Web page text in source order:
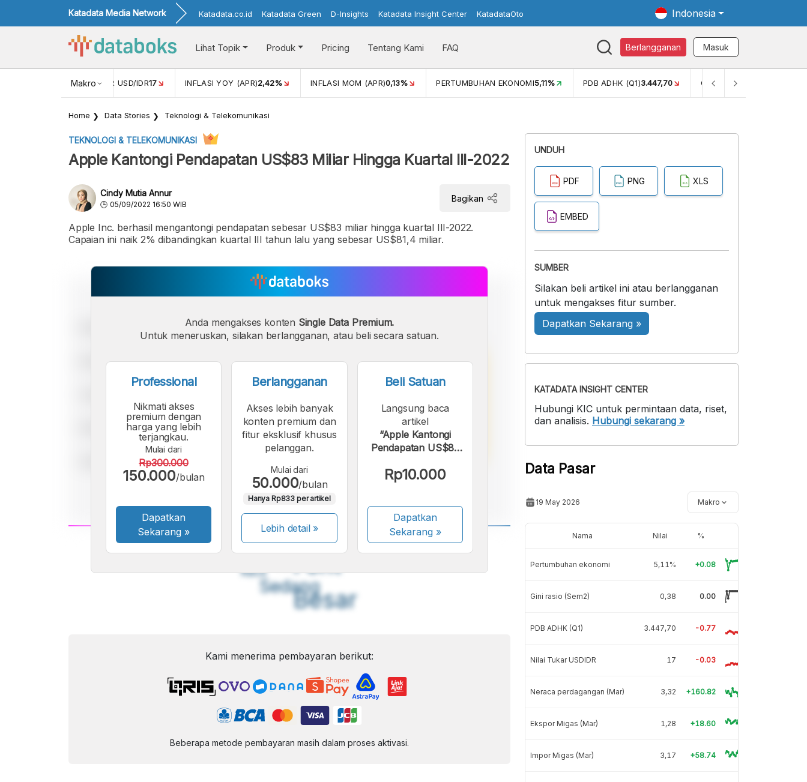
Katadata Media Network Katadata.co.id Katadata Green D-Insights Katadata Insight Center KatadataOto Indonesia
Lihat Topik Produk Pricing Tentang Kami FAQ Berlangganan Masuk
Makro
NILAI TUKAR USD/IDR17 INFLASI YOY (APR)2,42% INFLASI MOM (APR)0,13% PERTUMBUHAN EKONOMI5,11% PDB ADHK (Q1)3.447,70 GINI RASIO (SEM2)
Home Data Stories Teknologi & Telekomunikasi
TEKNOLOGI & TELEKOMUNIKASI
Apple Kantongi Pendapatan US$83 Miliar Hingga Kuartal III-2022
Cindy Mutia Annur
05/09/2022 16:50 WIB
Bagikan
Apple Inc. berhasil mengantongi pendapatan sebesar US$83 miliar hingga kuartal III-2022.
Capaian ini naik 2% dibandingkan kuartal III tahun lalu yang sebesar US$81,4 miliar.
A
Font
Kecil
A
Sedang
A
Besar
Anda mengakses konten Single Data Premium.
Untuk meneruskan, silakan berlangganan, atau beli secara satuan.
Professional
Nikmati akses
premium dengan
harga yang lebih
terjangkau.
Mulai dari
Rp300.000
150.000/bulan
Dapatkan
Sekarang »
Berlangganan
Akses lebih banyak
konten premium dan
fitur eksklusif khusus
pelanggan.
Mulai dari
50.000/bulan
Hanya Rp833 per artikel
Lebih detail »
Beli Satuan
Langsung baca
artikel
“Apple Kantongi
Pendapatan US$83
III-2022”.
Rp10.000
Dapatkan
Sekarang»
Kami menerima pembayaran berikut:
Beberapa metode pembayaran masih dalam proses aktivasi.
UNDUH
PDF PNG XLS
EMBED
SUMBER
Silakan beli artikel ini atau berlangganan
untuk mengakses fitur sumber.
Dapatkan Sekarang »
KATADATA INSIGHT CENTER
Hubungi KIC untuk permintaan data, riset,
dan analisis. Hubungi sekarang »
Data Pasar
19 May 2026 Makro
Nama Nilai %
Pertumbuhan ekonomi 5,11% +0.08
Gini rasio (Sem2) 0,38 0.00
PDB ADHK (Q1) 3.447,70 -0.77
Nilai Tukar USDIDR 17 -0.03
Neraca perdagangan (Mar) 3,32 +160.82
Ekspor Migas (Mar) 1,28 +18.60
Impor Migas (Mar) 3,17 +58.74